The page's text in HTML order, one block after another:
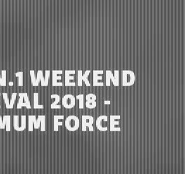
WEEKEND
2018 -
FORCE